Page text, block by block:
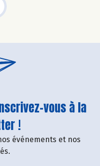
vous à la
!
événements et nos